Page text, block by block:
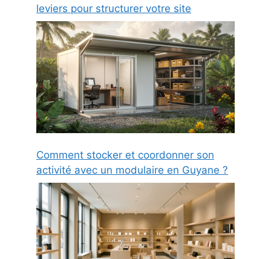
leviers pour structurer votre site
Comment stocker et coordonner son
activité avec un modulaire en Guyane ?